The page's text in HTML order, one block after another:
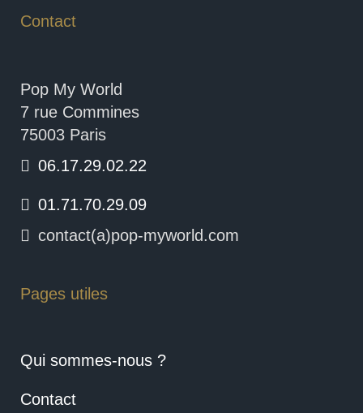
Contact
Pop My World
7 rue Commines
75003 Paris
06.17.29.02.22
01.71.70.29.09
contact(a)pop-myworld.com
Pages utiles
Qui sommes-nous ?
Contact